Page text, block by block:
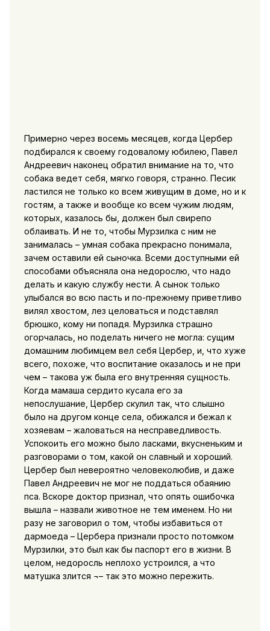
Примерно через восемь месяцев, когда Цербер
подбирался к своему годовалому юбилею, Павел
Андреевич наконец обратил внимание на то, что
собака ведет себя, мягко говоря, странно. Песик
ластился не только ко всем живущим в доме, но и к
гостям, а также и вообще ко всем чужим людям,
которых, казалось бы, должен был свирепо
облаивать. И не то, чтобы Мурзилка с ним не
занималась – умная собака прекрасно понимала,
зачем оставили ей сыночка. Всеми доступными ей
способами объясняла она недорослю, что надо
делать и какую службу нести. А сынок только
улыбался во всю пасть и по-прежнему приветливо
вилял хвостом, лез целоваться и подставлял
брюшко, кому ни попадя. Мурзилка страшно
огорчалась, но поделать ничего не могла: сущим
домашним любимцем вел себя Цербер, и, что хуже
всего, похоже, что воспитание оказалось и не при
чем – такова уж была его внутренняя сущность.
Когда мамаша сердито кусала его за
непослушание, Цербер скулил так, что слышно
было на другом конце села, обижался и бежал к
хозяевам – жаловаться на несправедливость.
Успокоить его можно было ласками, вкусненьким и
разговорами о том, какой он славный и хороший.
Цербер был невероятно человеколюбив, и даже
Павел Андреевич не мог не поддаться обаянию
пса. Вскоре доктор признал, что опять ошибочка
вышла – назвали животное не тем именем. Но ни
разу не заговорил о том, чтобы избавиться от
дармоеда – Цербера признали просто потомком
Мурзилки, это был как бы паспорт его в жизни. В
целом, недоросль неплохо устроился, а что
матушка злится ¬– так это можно пережить.